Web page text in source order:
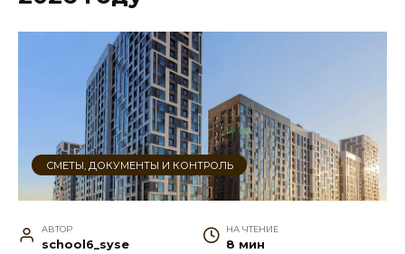
СМЕТЫ, ДОКУМЕНТЫ И КОНТРОЛЬ
АВТОР
school6_syse
НА ЧТЕНИЕ
8 мин